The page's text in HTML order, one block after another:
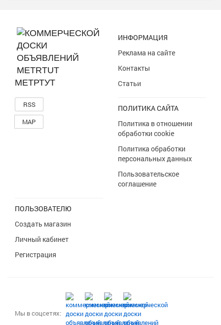
МЕТРТУТ
RSS
MAP
ИНФОРМАЦИЯ
Реклама на сайте
Контакты
Статьи
ПОЛИТИКА САЙТА
Политика в отношении
обработки cookie
Политика обработки
персональных данных
Пользовательское
соглашение
ПОЛЬЗОВАТЕЛЮ
Создать магазин
Личный кабинет
Регистрация
Мы в соцсетях: